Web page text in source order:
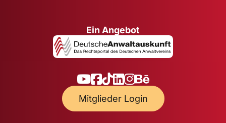
Ein Angebot
Mitglieder Login